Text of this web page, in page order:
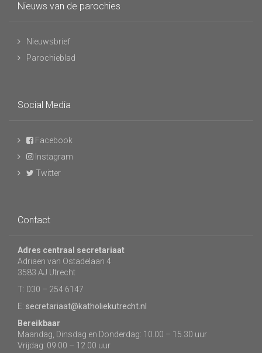
Nieuws van de parochies
Nieuwsbrief
Parochieblad
Social Media
Facebook
Instagram
Twitter
Contact
Adres centraal secretariaat
Adriaen van Ostadelaan 4
3583 AJ Utrecht
T: 030 – 254 6147
E: secretariaat@katholiekutrecht.nl
Bereikbaar
Maandag, Dinsdag en Donderdag: 10.00 – 15.30 uur
Vrijdag: 09.00 – 12.00 uur